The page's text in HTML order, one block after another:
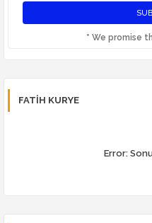
* We promise
FATIH KURYE
Error: